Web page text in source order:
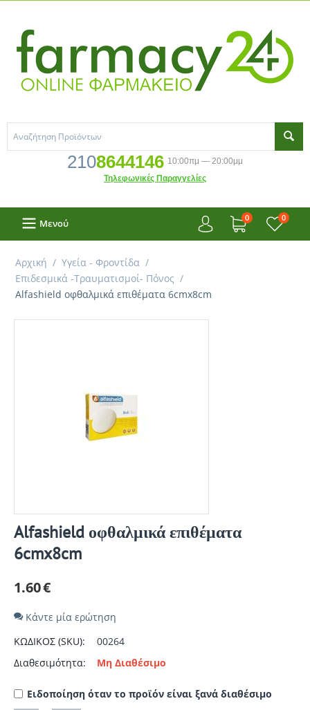
2108644146 10:00πμ — 20:00μμ
Τηλεφωνικές Παραγγελίες
Μενού 0 0
Αρχική / Υγεία - Φροντίδα /
Επιδεσμικά -Τραυματισμοί- Πόνος /
Alfashield οφθαλμικά επιθέματα 6cmx8cm
Alfashield οφθαλμικά επιθέματα
6cmx8cm
1.60€
Κάντε μία ερώτηση
ΚΩΔΙΚΟΣ (SKU):
00264
Διαθεσιμότητα:
Μη Διαθέσιμο
Ειδοποίηση όταν το προϊόν είναι ξανά διαθέσιμο